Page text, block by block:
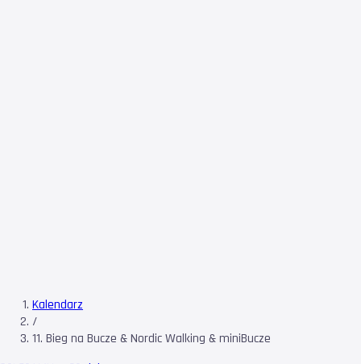
Kalendarz
/
11. Bieg na Bucze & Nordic Walking & miniBucze